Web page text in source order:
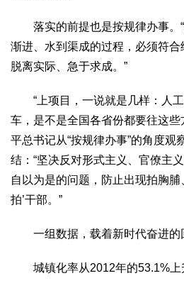
落实的前提也是按规律办事。“
渐进、水到渠成的过程，必须符
脱离实际、急于求成。”
“上项目，一说就是几样：人工
车，是不是全国各省份都要往这些
平总书记从“按规律办事”的角度观
结：“坚决反对形式主义、官僚主
自以为是的问题，防止出现拍胸脯
拍’干部。”
一组数据，载着新时代奋进的
城镇化率从2012年的53.1%上